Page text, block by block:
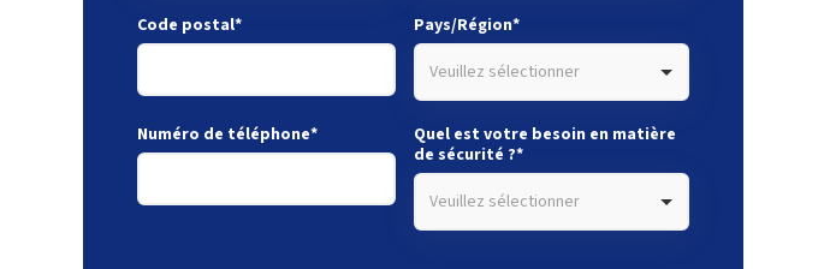
Code postal* Pays/Région*
Veuillez sélectionner
Numéro de téléphone*
Quel est votre besoin en matière
de sécurité ?*
Veuillez sélectionner